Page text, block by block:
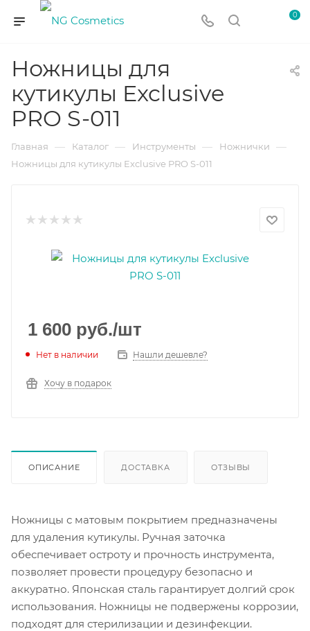
0
Ножницы для
кутикулы Exclusive
PRO S-011
Главная — Каталог — Инструменты — Ножнички —
Ножницы для кутикулы Exclusive PRO S-011
1 600 руб./шт
Нет в наличии Нашли дешевле?
Хочу в подарок
ОПИСАНИЕ ДОСТАВКА ОТЗЫВЫ
Ножницы с матовым покрытием предназначены
для удаления кутикулы. Ручная заточка
обеспечивает остроту и прочность инструмента,
позволяет провести процедуру безопасно и
аккуратно. Японская сталь гарантирует долгий срок
использования. Ножницы не подвержены коррозии,
подходят для стерилизации и дезинфекции.